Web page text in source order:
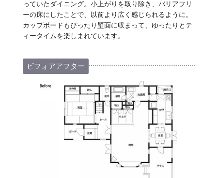
っていたダイニング。小上がりを取り除き、バリアフリ
ーの床にしたことで、以前より広く感じられるように。
カップボードもぴったり壁面に収まって、ゆったりとテ
ィータイムを楽しまれています。
ビフォアアフター